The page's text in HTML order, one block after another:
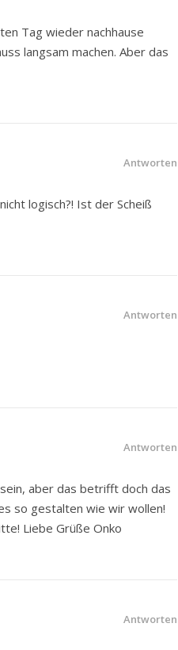
Tag wieder nachhause
langsam machen. Aber das
Antworten
logisch?! Ist der Scheiß
Antworten
Antworten
aber das betrifft doch das
so gestalten wie wir wollen!
Liebe Grüße Onko
Antworten